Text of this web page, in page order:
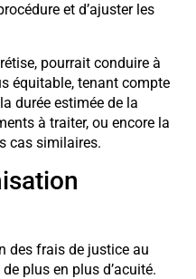
et d’ajuster les
pourrait conduire à
équitable, tenant compte
durée estimée de la
à traiter, ou encore la
cas similaires.
des frais de justice au
plus en plus d’acuité.